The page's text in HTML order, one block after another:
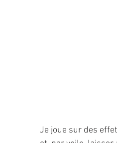
Je joue sur des